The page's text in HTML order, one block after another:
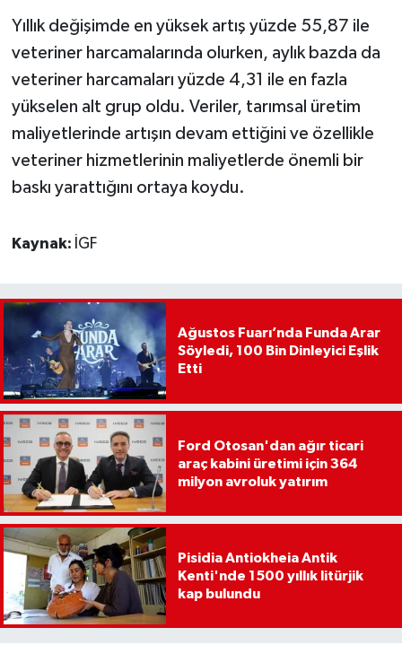
Yıllık değişimde en yüksek artış yüzde 55,87 ile
veteriner harcamalarında olurken, aylık bazda da
veteriner harcamaları yüzde 4,31 ile en fazla
yükselen alt grup oldu. Veriler, tarımsal üretim
maliyetlerinde artışın devam ettiğini ve özellikle
veteriner hizmetlerinin maliyetlerde önemli bir
baskı yarattığını ortaya koydu.
Kaynak: İGF
Ağustos Fuarı’nda Funda Arar
Söyledi, 100 Bin Dinleyici Eşlik
Etti
Ford Otosan'dan ağır ticari
araç kabini üretimi için 364
milyon avroluk yatırım
Pisidia Antiokheia Antik
Kenti'nde 1500 yıllık litürjik
kap bulundu